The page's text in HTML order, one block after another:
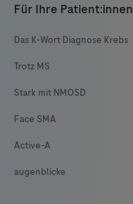
Für Ihre Patient:innen
Das K-Wort Diagnose Krebs
Trotz MS
Stark mit NMOSD
Face SMA
Active-A
augenblicke